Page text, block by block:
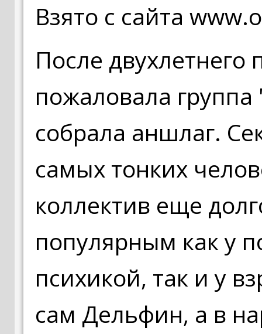
Взято с сайта
После
пожаловала
собрала аншлаг.
самых тонких
коллектив еще
популярным как у
психикой, так и у
сам Дельфин, а в